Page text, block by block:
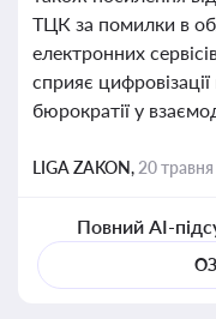
ТЦК за помилки в
електронних
сприяє
бюрократії у
LIGA ZAKON, 20
Повний AI-